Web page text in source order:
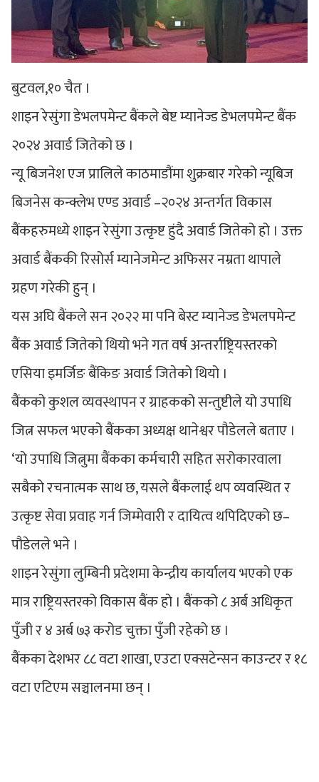
बुटवल,१० चैत ।
शाइन रेसुंगा डेभलपमेन्ट बैंकले बेष्ट म्यानेज्ड डेभलपमेन्ट बैंक
२०२४ अवार्ड जितेको छ ।
न्यू बिजनेश एज प्रालिले काठमाडौंमा शुक्रबार गरेको न्यूबिज
बिजनेस कन्क्लेभ एण्ड अवार्ड –२०२४ अन्तर्गत विकास
बैंकहरुमध्ये शाइन रेसुंगा उत्कृष्ट हुंदै अवार्ड जितेको हो । उक्त
अवार्ड बैंककी रिसोर्स म्यानेजमेन्ट अफिसर नम्रता थापाले
ग्रहण गरेकी हुन् ।
यस अघि बैंकले सन २०२२ मा पनि बेस्ट म्यानेज्ड डेभलपमेन्ट
बैंक अवार्ड जितेको थियो भने गत वर्ष अन्तर्राष्ट्रियस्तरको
एसिया इमर्जिङ बैंकिङ अवार्ड जितेको थियो ।
बैंकको कुशल व्यवस्थापन र ग्राहकको सन्तुष्टीले यो उपाधि
जित्न सफल भएको बैंकका अध्यक्ष थानेश्वर पौडेलले बताए ।
‘यो उपाधि जित्नुमा बैंकका कर्मचारी सहित सरोकारवाला
सबैको रचनात्मक साथ छ, यसले बैंकलाई थप व्यवस्थित र
उत्कृष्ट सेवा प्रवाह गर्न जिम्मेवारी र दायित्व थपिदिएको छ–
पौडेलले भने ।
शाइन रेसुंगा लुम्बिनी प्रदेशमा केन्द्रीय कार्यालय भएको एक
मात्र राष्ट्रियस्तरको विकास बैंक हो । बैंकको ८ अर्ब अधिकृत
पुँजी र ४ अर्ब ७३ करोड चुक्ता पुँजी रहेको छ ।
बैंकका देशभर ८८ वटा शाखा, एउटा एक्सटेन्सन काउन्टर र १८
वटा एटिएम सञ्चालनमा छन् ।